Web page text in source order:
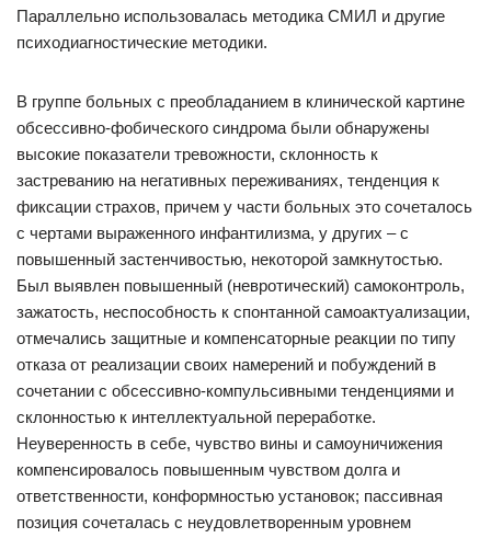
Параллельно использовалась методика СМИЛ и другие
психодиагностические методики.
В группе больных с преобладанием в клинической картине
обсессивно-фобического синдрома были обнаружены
высокие показатели тревожности, склонность к
застреванию на негативных переживаниях, тенденция к
фиксации страхов, причем у части больных это сочеталось
с чертами выраженного инфантилизма, у других – с
повышенный застенчивостью, некоторой замкнутостью.
Был выявлен повышенный (невротический) самоконтроль,
зажатость, неспособность к спонтанной самоактуализации,
отмечались защитные и компенсаторные реакции по типу
отказа от реализации своих намерений и побуждений в
сочетании с обсессивно-компульсивными тенденциями и
склонностью к интеллектуальной переработке.
Неуверенность в себе, чувство вины и самоуничижения
компенсировалось повышенным чувством долга и
ответственности, конформностью установок; пассивная
позиция сочеталась с неудовлетворенным уровнем